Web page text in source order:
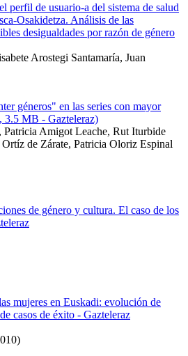
perfil de usuario-a del sistema de salud
Osakidetza. Análisis de las
desigualdades por razón de género
Arostegi Santamaría, Juan
géneros" en las series con mayor
3.5 MB - Gazteleraz)
Patricia Amigot Leache, Rut Iturbide
de Zárate, Patricia Oloriz Espinal
de género y cultura. El caso de los
mujeres en Euskadi: evolución de
casos de éxito - Gazteleraz